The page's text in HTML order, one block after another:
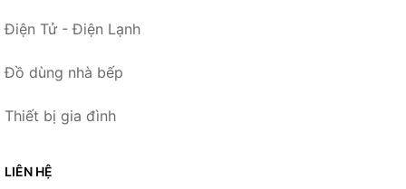
Điện Tử - Điện Lạnh
Đồ dùng nhà bếp
Thiết bị gia đình
LIÊN HỆ